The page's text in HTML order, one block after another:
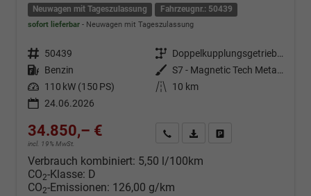
Neuwagen mit Tageszulassung Fahrzeugnr.: 50439
sofort lieferbar Neuwagen mit Tageszulassung
Fahrzeugnr. 50439 Getriebe
Doppelkupplungsgetriebe (DSG)
Kraftstoff Benzin Außenfarbe
S7 - Magnetic Tech Metallic
Leistung 110 kW (150 PS) Kilometerstand
10 km
24.06.2026
34.850,– €
incl. 19% MwSt.
Kontakt & Angebot anfordern
PDF-Datei, Fahrzeugexposé
Verbrauch kombiniert: 5,50 l/100km
CO2-Klasse: D
CO2-Emissionen: 126,00 g/km